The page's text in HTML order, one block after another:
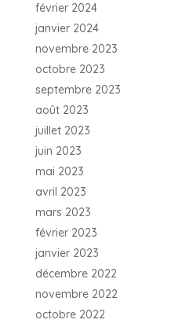
février 2024
janvier 2024
novembre 2023
octobre 2023
septembre 2023
août 2023
juillet 2023
juin 2023
mai 2023
avril 2023
mars 2023
février 2023
janvier 2023
décembre 2022
novembre 2022
octobre 2022